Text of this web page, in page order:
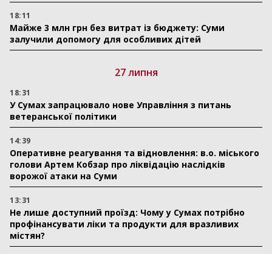
18:11
Майже 3 млн грн без витрат із бюджету: Суми
залучили допомогу для особливих дітей
27 липня
18:31
У Сумах запрацювало нове Управління з питань
ветеранської політики
14:39
Оперативне реагування та відновлення: в.о. міського
голови Артем Кобзар про ліквідацію наслідків
ворожої атаки на Суми
13:31
Не лише доступний проїзд: Чому у Сумах потрібно
профінансувати ліки та продукти для вразливих
містян?